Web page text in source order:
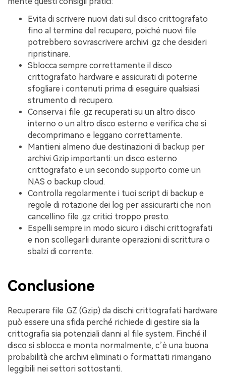
Evita di scrivere nuovi dati sul disco crittografato
fino al termine del recupero, poiché nuovi file
potrebbero sovrascrivere archivi .gz che desideri
ripristinare.
Sblocca sempre correttamente il disco
crittografato hardware e assicurati di poterne
sfogliare i contenuti prima di eseguire qualsiasi
strumento di recupero.
Conserva i file .gz recuperati su un altro disco
interno o un altro disco esterno e verifica che si
decomprimano e leggano correttamente.
Mantieni almeno due destinazioni di backup per
archivi Gzip importanti: un disco esterno
crittografato e un secondo supporto come un
NAS o backup cloud.
Controlla regolarmente i tuoi script di backup e
regole di rotazione dei log per assicurarti che non
cancellino file .gz critici troppo presto.
Espelli sempre in modo sicuro i dischi crittografati
e non scollegarli durante operazioni di scrittura o
sbalzi di corrente.
Conclusione
Recuperare file .GZ (Gzip) da dischi crittografati hardware
può essere una sfida perché richiede di gestire sia la
crittografia sia potenziali danni al file system. Finché il
disco si sblocca e monta normalmente, c’è una buona
probabilità che archivi eliminati o formattati rimangano
leggibili nei settori sottostanti.